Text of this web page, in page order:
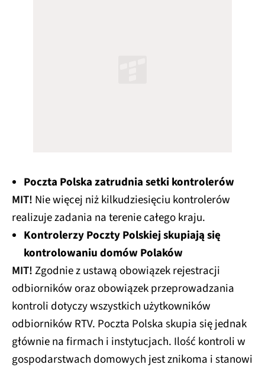
Poczta Polska zatrudnia setki kontrolerów
MIT! Nie więcej niż kilkudziesięciu kontrolerów
realizuje zadania na terenie całego kraju.
Kontrolerzy Poczty Polskiej skupiają się
kontrolowaniu domów Polaków
MIT!Zgodnie z ustawą obowiązek rejestracji
odbiorników oraz obowiązek przeprowadzania
kontroli dotyczy wszystkich użytkowników
odbiorników RTV. Poczta Polska skupia się jednak
głównie na firmach i instytucjach. Ilość kontroli w
gospodarstwach domowych jest znikoma i stanowi